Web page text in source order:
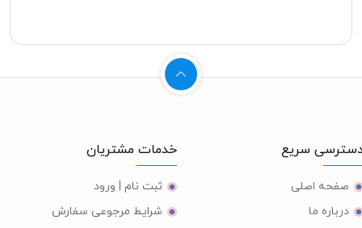
سریع
صفحه اصلی
درباره ما
خدمات مشتریان
ثبت نام | ورود
شرایط مرجوعی سفارش